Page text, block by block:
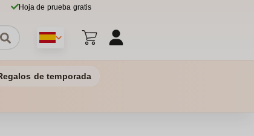
Hoja de prueba gratis
de temporada